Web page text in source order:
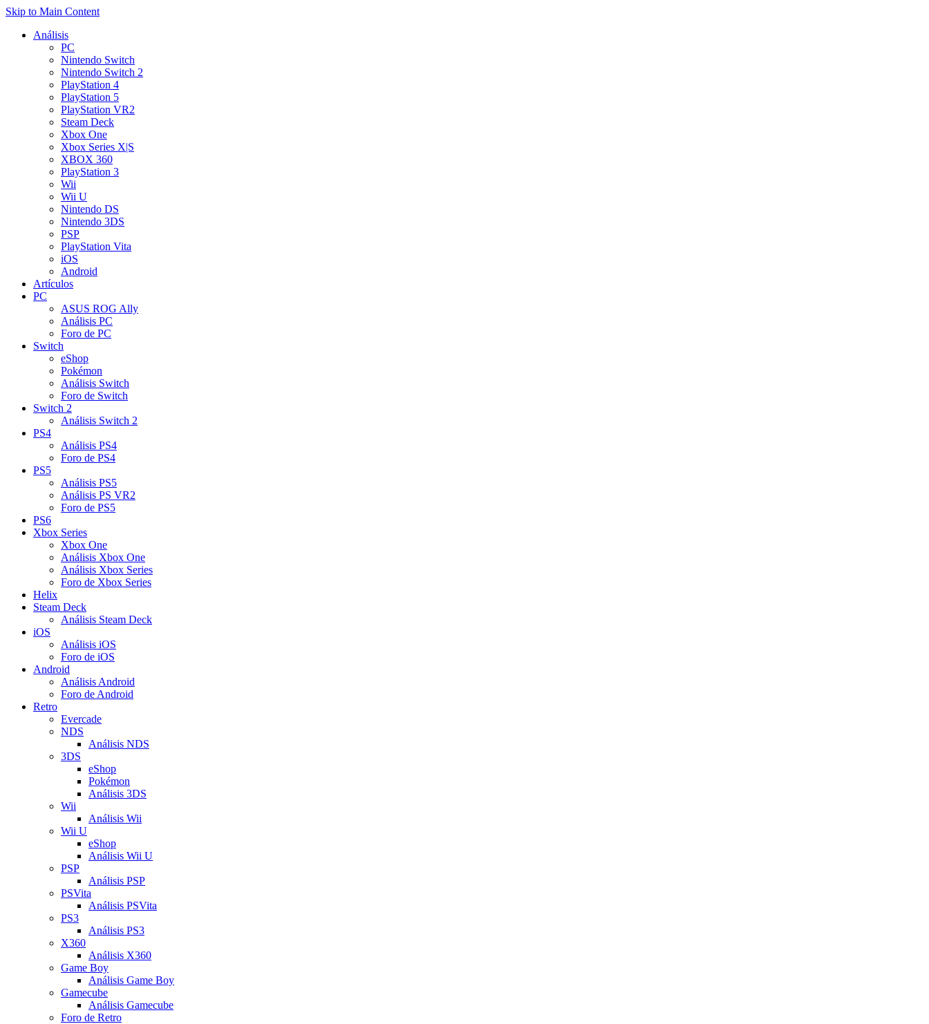
Skip to Main Content
Análisis
PC
Nintendo Switch
Nintendo Switch 2
PlayStation 4
PlayStation 5
PlayStation VR2
Steam Deck
Xbox One
Xbox Series X|S
XBOX 360
PlayStation 3
Wii
Wii U
Nintendo DS
Nintendo 3DS
PSP
PlayStation Vita
iOS
Android
Artículos
PC
ASUS ROG Ally
Análisis PC
Foro de PC
Switch
eShop
Pokémon
Análisis Switch
Foro de Switch
Switch 2
Análisis Switch 2
PS4
Análisis PS4
Foro de PS4
PS5
Análisis PS5
Análisis PS VR2
Foro de PS5
PS6
Xbox Series
Xbox One
Análisis Xbox One
Análisis Xbox Series
Foro de Xbox Series
Helix
Steam Deck
Análisis Steam Deck
iOS
Análisis iOS
Foro de iOS
Android
Análisis Android
Foro de Android
Retro
Evercade
NDS
Análisis NDS
3DS
eShop
Pokémon
Análisis 3DS
Wii
Análisis Wii
Wii U
eShop
Análisis Wii U
PSP
Análisis PSP
PSVita
Análisis PSVita
PS3
Análisis PS3
X360
Análisis X360
Game Boy
Análisis Game Boy
Gamecube
Análisis Gamecube
Foro de Retro